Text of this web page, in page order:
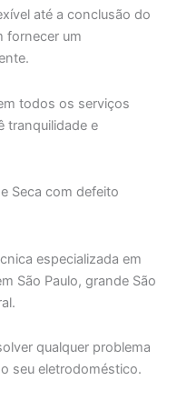
até a conclusão do
fornecer um
todos os serviços
tranquilidade e
Seca com defeito
especializada em
São Paulo, grande São
qualquer problema
seu eletrodoméstico.